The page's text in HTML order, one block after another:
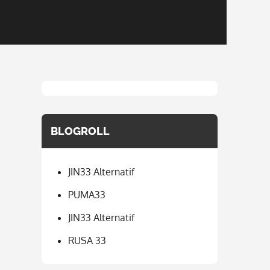
BLOGROLL
JIN33 Alternatif
PUMA33
JIN33 Alternatif
RUSA 33